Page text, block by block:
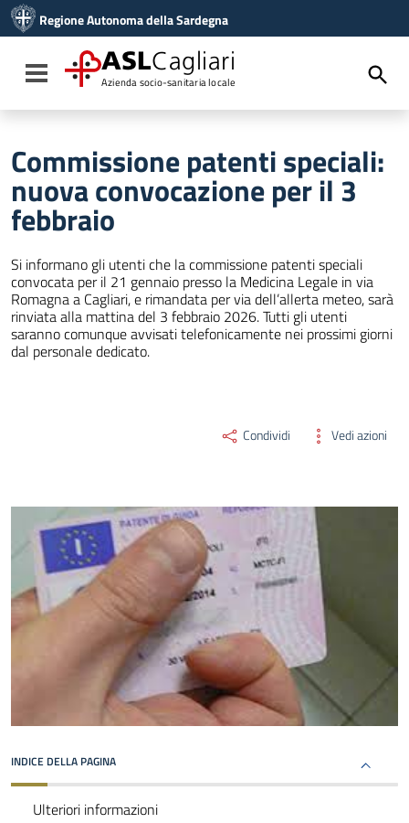
Vai al menu di navigazione
Vai al footer
Regione Autonoma della Sardegna
Toggle navigation
ASLCagliari
Azienda socio-sanitaria locale
Commissione patenti speciali:
nuova convocazione per il 3
febbraio
Si informano gli utenti che la commissione patenti speciali
convocata per il 21 gennaio presso la Medicina Legale in via
Romagna a Cagliari, e rimandata per via dell’allerta meteo, sarà
rinviata alla mattina del 3 febbraio 2026. Tutti gli utenti
saranno comunque avvisati telefonicamente nei prossimi giorni
dal personale dedicato.
Condividi Vedi azioni
INDICE DELLA PAGINA
Ulteriori informazioni